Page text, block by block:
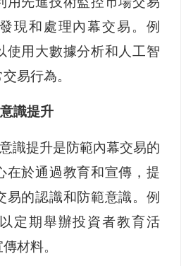
現和處理內幕交易。例
使用大數據分析和人工智
易行為。
識提升
識提升是防範內幕交易的
在於通過教育和宣傳，提
易的認識和防範意識。例
定期舉辦投資者教育活
材料。